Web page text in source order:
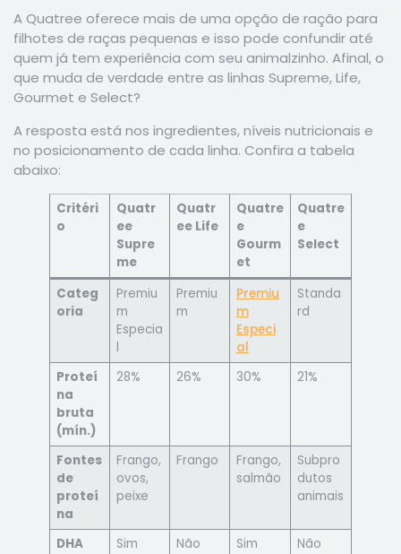
A Quatree oferece mais de uma opção de ração para
filhotes de raças pequenas e isso pode confundir até
quem já tem experiência com seu animalzinho. Afinal, o
que muda de verdade entre as linhas Supreme, Life,
Gourmet e Select?
A resposta está nos ingredientes, níveis nutricionais e
no posicionamento de cada linha. Confira a tabela
abaixo:
Critéri
o
Quatr
ee
Supre
me
Quatr
ee Life
Quatre
e
Gourm
et
Quatre
e
Select
Categ
oria
Premiu
m
Especia
l
Premiu
m
Premiu
m
Especi
al
Standa
rd
Proteí
na
bruta
(mín.)
28% 26% 30% 21%
Fontes
de
proteí
na
Frango,
ovos,
peixe
Frango
Frango,
salmão
Subpro
dutos
animais
DHA Sim Não Sim
Não